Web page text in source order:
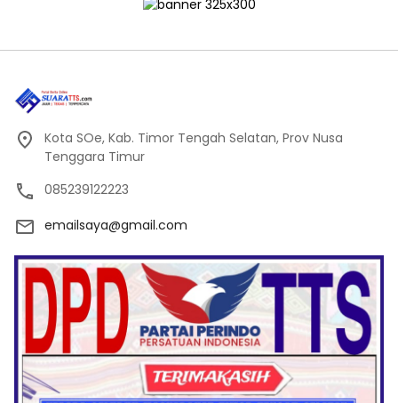
Kota SOe, Kab. Timor Tengah Selatan, Prov Nusa
Tenggara Timur
085239122223
emailsaya@gmail.com